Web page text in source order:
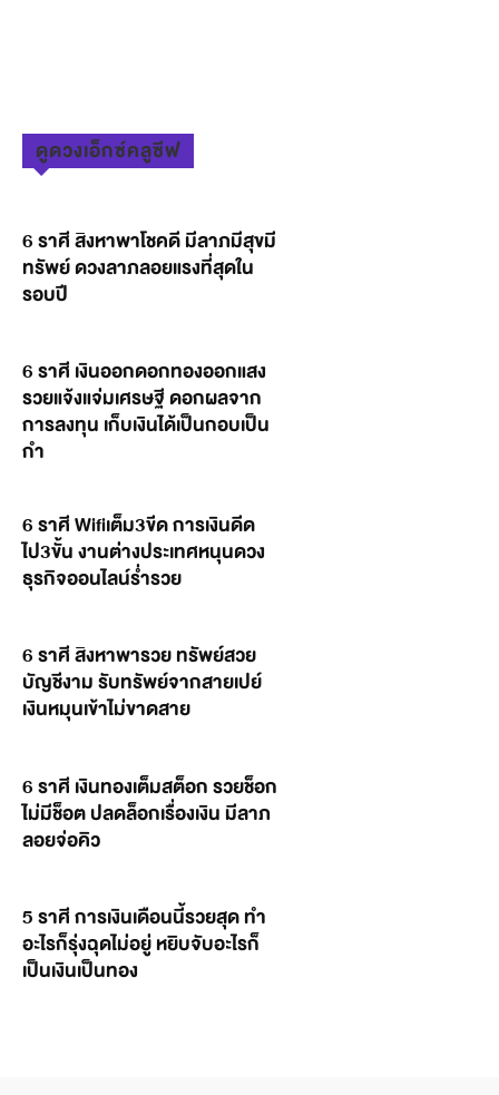
ดูดวงเอ็กซ์คลูซีฟ
6 ราศี สิงหาพาโชคดี มีลาภมีสุขมี
ทรัพย์ ดวงลาภลอยแรงที่สุดใน
รอบปี
6 ราศี เงินออกดอกทองออกแสง
รวยแจ้งแจ่มเศรษฐี ดอกผลจาก
การลงทุน เก็บเงินได้เป็นกอบเป็น
กำ
6 ราศี Wifiเต็ม3ขีด การเงินดีด
ไป3ขั้น งานต่างประเทศหนุนดวง
ธุรกิจออนไลน์ร่ำรวย
6 ราศี สิงหาพารวย ทรัพย์สวย
บัญชีงาม รับทรัพย์จากสายเปย์
เงินหมุนเข้าไม่ขาดสาย
6 ราศี เงินทองเต็มสต็อก รวยช็อก
ไม่มีช็อต ปลดล็อกเรื่องเงิน มีลาภ
ลอยจ่อคิว
5 ราศี การเงินเดือนนี้รวยสุด ทำ
อะไรก็รุ่งฉุดไม่อยู่ หยิบจับอะไรก็
เป็นเงินเป็นทอง